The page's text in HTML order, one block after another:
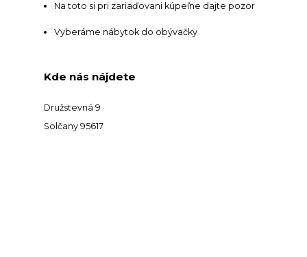
Na toto si pri zariaďovani kúpeľne dajte pozor
Vyberáme nábytok do obývačky
Kde nás nájdete
Družstevná 9
Solčany 95617